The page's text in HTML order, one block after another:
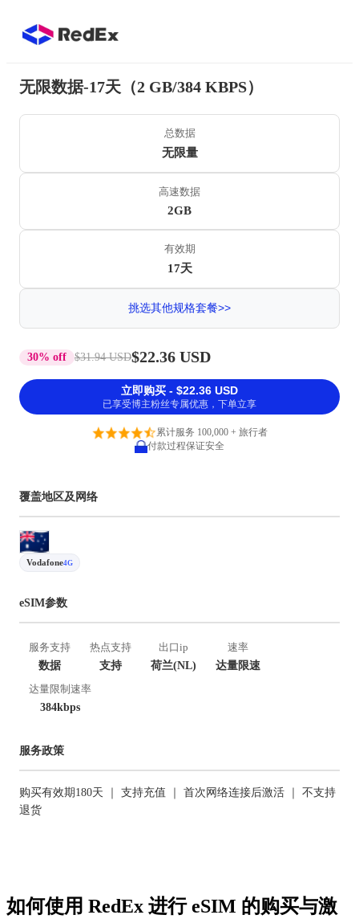
无限数据-17天（2 GB/384 KBPS）
总数据
无限量
高速数据
2GB
有效期
17天
挑选其他规格套餐>>
30% off $31.94 USD$22.36 USD
立即购买 - $22.36 USD
已享受博主粉丝专属优惠，下单立享
累计服务 100,000 + 旅行者
付款过程保证安全
覆盖地区及网络
Vodafone4G
eSIM参数
服务支持
数据
热点支持
支持
出口ip
荷兰(NL)
速率
达量限速
达量限制速率
384kbps
服务政策
购买有效期180天 ｜ 支持充值 ｜ 首次网络连接后激活 ｜ 不支持
退货
如何使用 RedEx 进行 eSIM 的购买与激